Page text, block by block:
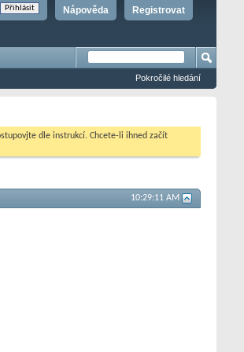
Registrovat
Nápověda
Pokročilé hledání
dle instrukcí. Chcete-li ihned začít
10:29:12 AM